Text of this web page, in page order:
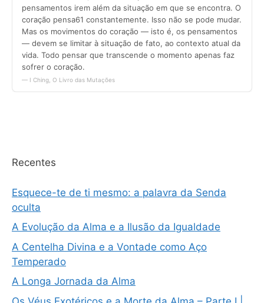
Recentes
Esquece-te de ti mesmo: a palavra da Senda
oculta
A Evolução da Alma e a Ilusão da Igualdade
A Centelha Divina e a Vontade como Aço
Temperado
A Longa Jornada da Alma